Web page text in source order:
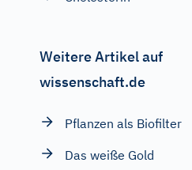
Weitere Artikel auf
wissenschaft.de
Pflanzen als Biofilter
Das weiße Gold